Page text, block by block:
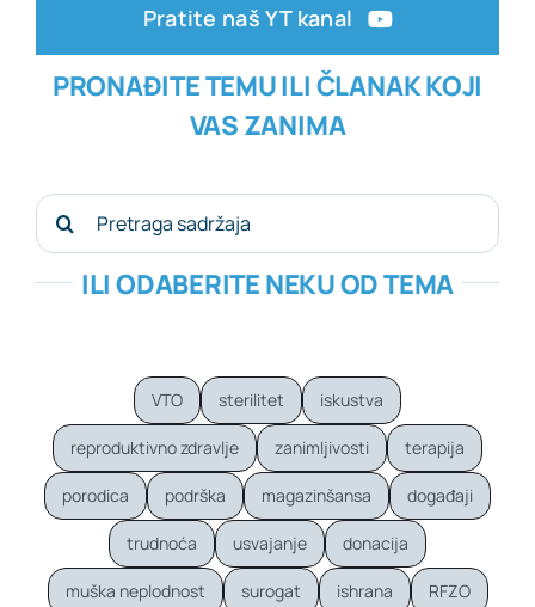
Pratite naš YT kanal
PRONAĐITE TEMU ILI ČLANAK KOJI
VAS ZANIMA
Search
for:
ILI ODABERITE NEKU OD TEMA
VTO sterilitet iskustva
reproduktivno zdravlje zanimljivosti terapija
porodica podrška magazinšansa događaji
trudnoća usvajanje donacija
muška neplodnost surogat ishrana RFZO